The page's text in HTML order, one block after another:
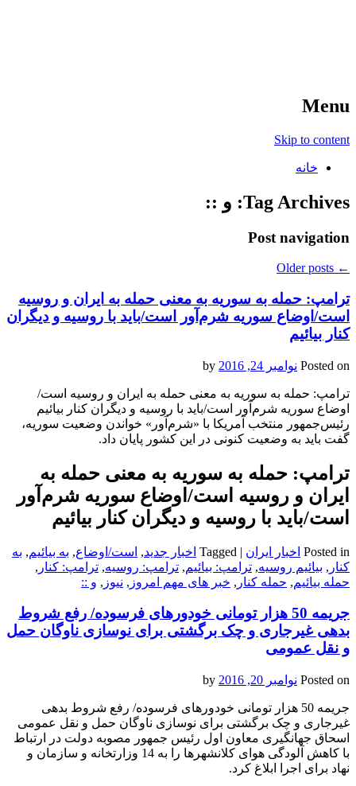
Menu
Skip to content
خانه
Tag Archives: و ::
Post navigation
←
ترامپ: حمله به سوریه به معنی حمله به ایران و روسیه
است/اوضاع سوریه شرم‌آور است/باید با روسیه و دیگران
کنار بیائیم
Posted on نوامبر 24, 2016
ترامپ: حمله به سوریه به معنی حمله به ایران و روسیه است/
اوضاع سوریه شرم‌آور است/باید با روسیه و دیگران کنار بیائیم
رئیس‌جمهور منتخب آمریکا با «شرم‌آور» خواندن وضعیت سوریه،
گفت باید به وضعیت کنونی در این کشور پایان داد.
ترامپ: حمله به سوریه به معنی حمله به
ایران و روسیه است/اوضاع سوریه شرم‌آور
است/باید با روسیه و دیگران کنار بیائیم
Posted in اخبار ایران Tagged اخبار جدید, است/اوضاع, به بیائیم, به
کنار , بیائیم روسیه, ترامپ: بیائیم, ترامپ: روسیه, ترامپ: کنار ,
حمله بیائیم, حمله کنار , خبر های مهم امروز , نیوز , و ::
جریمه 50 هزار تومانی خودورهای فرسوده/ رفع شروط
بدهی غیرجاری و چک برگشتی برای نوسازی ناوگان حمل
و نقل عمومی
Posted on نوامبر 20, 2016
جریمه 50 هزار تومانی خودورهای فرسوده/ رفع شروط بدهی
غیرجاری و چک برگشتی برای نوسازی ناوگان حمل و نقل عمومی
اسحاق جهانگیری معاون اول رئیس جمهور مصوبه دولت در ارتباط
با کاهش آلودگی هوای کلانشهرها را به 14 وزارتخانه و سازمان و
نهاد برای اجرا ابلاغ کرد.